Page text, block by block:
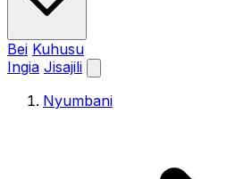
Bei Kuhusu
Ingia Jisajili
Nyumbani